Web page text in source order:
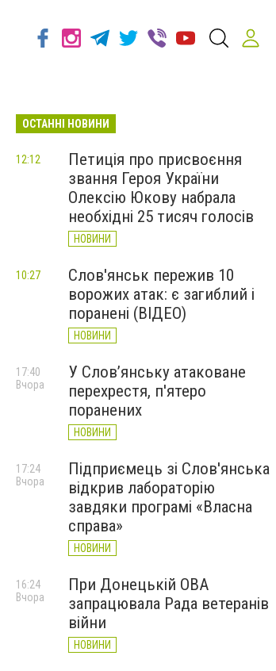
ОСТАННІ НОВИНИ
Петиція про присвоєння
звання Героя України
Олексію Юкову набрала
необхідні 25 тисяч голосів
НОВИНИ
12:12
Слов'янськ пережив 10
ворожих атак: є загиблий і
поранені (ВІДЕО)
НОВИНИ
10:27
У Слов’янську атаковане
перехрестя, п'ятеро
поранених
НОВИНИ
17:40
Вчора
Підприємець зі Слов'янська
відкрив лабораторію
завдяки програмі «Власна
справа»
НОВИНИ
17:24
Вчора
При Донецькій ОВА
запрацювала Рада ветеранів
війни
НОВИНИ
16:24
Вчора